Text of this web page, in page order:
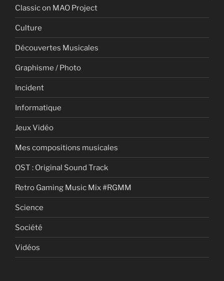
Classic on MAO Project
Culture
Découvertes Musicales
Graphisme / Photo
Incident
Informatique
Jeux Vidéo
Mes compositions musicales
OST : Original Sound Track
Retro Gaming Music Mix #RGMM
Science
Société
Vidéos